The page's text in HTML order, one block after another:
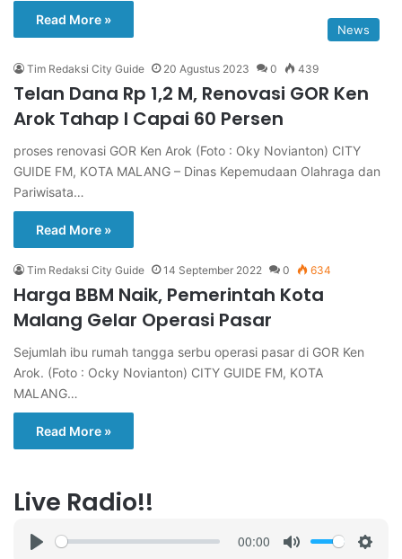
Read More »
News
Tim Redaksi City Guide 20 Agustus 2023 0 439
Telan Dana Rp 1,2 M, Renovasi GOR Ken
Arok Tahap I Capai 60 Persen
proses renovasi GOR Ken Arok (Foto : Oky Novianton) CITY
GUIDE FM, KOTA MALANG – Dinas Kepemudaan Olahraga dan
Pariwisata…
Read More »
Tim Redaksi City Guide 14 September 2022 0 634
Harga BBM Naik, Pemerintah Kota
Malang Gelar Operasi Pasar
Sejumlah ibu rumah tangga serbu operasi pasar di GOR Ken
Arok. (Foto : Ocky Novianton) CITY GUIDE FM, KOTA
MALANG…
Read More »
Live Radio!!
00:00